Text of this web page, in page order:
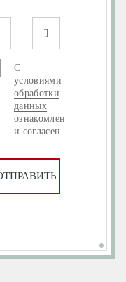
С
условиями
обработки
данных
ознакомлен
и согласен